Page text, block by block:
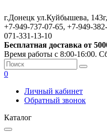
г.Донецк ул.Куйбышева,
+7-949-737-07-65, +7-949-
071-331-13-10
Бесплатная доставка от
Время работы с 8:00-16:00.
0
Личный кабинет
Обратный звонок
Каталог